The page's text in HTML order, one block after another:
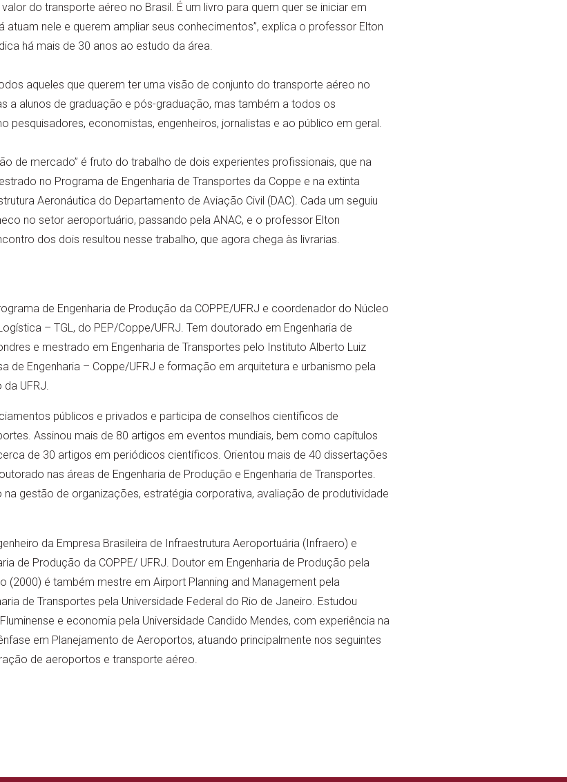
do transporte aéreo no Brasil. É um livro para quem quer se iniciar em
atuam nele e querem ampliar seus conhecimentos”, explica o professor Elton
há mais de 30 anos ao estudo da área.
aqueles que querem ter uma visão de conjunto do transporte aéreo no
a alunos de graduação e pós-graduação, mas também a todos os
pesquisadores, economistas, engenheiros, jornalistas e ao público em geral.
de mercado” é fruto do trabalho de dois experientes profissionais, que na
no Programa de Engenharia de Transportes da Coppe e na extinta
Aeronáutica do Departamento de Aviação Civil (DAC). Cada um seguiu
no setor aeroportuário, passando pela ANAC, e o professor Elton
dos dois resultou nesse trabalho, que agora chega às livrarias.
de Engenharia de Produção da COPPE/UFRJ e coordenador do Núcleo
– TGL, do PEP/Coppe/UFRJ. Tem doutorado em Engenharia de
e mestrado em Engenharia de Transportes pelo Instituto Alberto Luiz
de Engenharia – Coppe/UFRJ e formação em arquitetura e urbanismo pela
da UFRJ.
públicos e privados e participa de conselhos científicos de
Assinou mais de 80 artigos em eventos mundiais, bem como capítulos
de 30 artigos em periódicos científicos. Orientou mais de 40 dissertações
nas áreas de Engenharia de Produção e Engenharia de Transportes.
gestão de organizações, estratégia corporativa, avaliação de produtividade
da Empresa Brasileira de Infraestrutura Aeroportuária (Infraero) e
de Produção da COPPE/ UFRJ. Doutor em Engenharia de Produção pela
(2000) é também mestre em Airport Planning and Management pela
de Transportes pela Universidade Federal do Rio de Janeiro. Estudou
e economia pela Universidade Candido Mendes, com experiência na
em Planejamento de Aeroportos, atuando principalmente nos seguintes
de aeroportos e transporte aéreo.